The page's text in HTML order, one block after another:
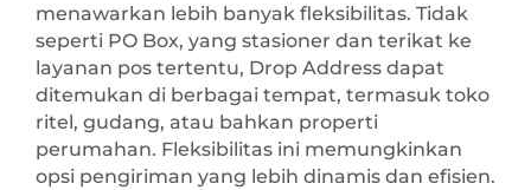
menawarkan lebih banyak fleksibilitas. Tidak
seperti PO Box, yang stasioner dan terikat ke
layanan pos tertentu, Drop Address dapat
ditemukan di berbagai tempat, termasuk toko
ritel, gudang, atau bahkan properti
perumahan. Fleksibilitas ini memungkinkan
opsi pengiriman yang lebih dinamis dan efisien.